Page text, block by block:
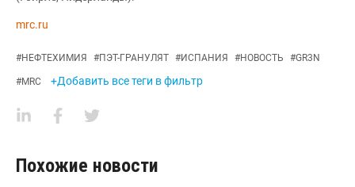
mrc.ru
#НЕФТЕХИМИЯ #ПЭТ-ГРАНУЛЯТ #ИСПАНИЯ #НОВОСТЬ #GR3N
#MRC +Добавить все теги в фильтр
Похожие новости